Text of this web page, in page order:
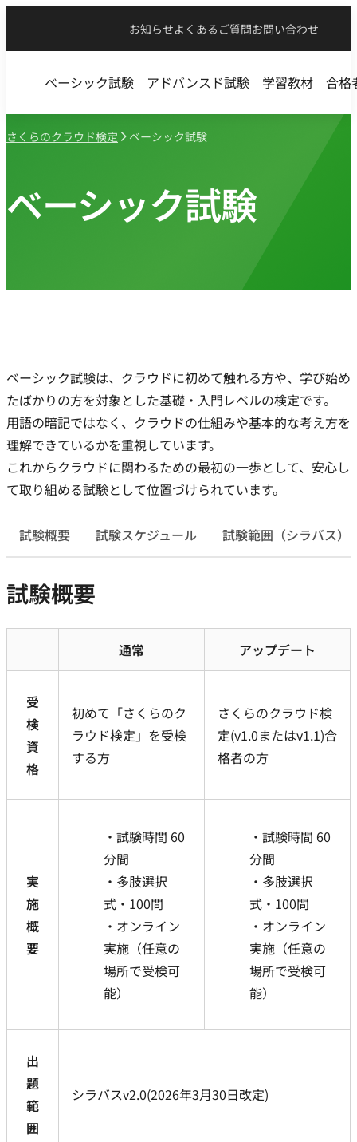
お知らせよくあるご質問お問い合わせ
ベーシック試験 アドバンスド試験 学習教材 合格
さくらのクラウド検定 ベーシック試験
ベーシック試験
ベーシック試験は、クラウドに初めて触れる方や、学び始め
たばかりの方を対象とした基礎・入門レベルの検定です。
用語の暗記ではなく、クラウドの仕組みや基本的な考え方を
理解できているかを重視しています。
これからクラウドに関わるための最初の一歩として、安心し
て取り組める試験として位置づけられています。
試験概要 試験スケジュール 試験範囲（シラバス）
試験概要
通常 アップデート
受
検
資
格
初めて「さくらのク
ラウド検定」を受検
する方
さくらのクラウド検
定(v1.0またはv1.1)合
格者の方
実
施
概
要
試験時間 60
分間
多肢選択
式・100問
オンライン
実施（任意の
場所で受検可
能）
試験時間 60
分間
多肢選択
式・100問
オンライン
実施（任意の
場所で受検可
能）
出
題
範
囲
シラバスv2.0(2026年3月30日改定)